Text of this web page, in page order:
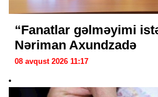
“Fanatlar gəlməyimi
Nəriman Axundzadə
08 avqust 2026 11:17